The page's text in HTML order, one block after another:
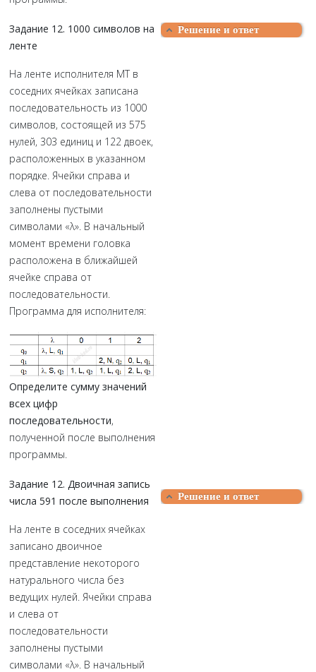
Задание 12. 1000 символов на
ленте
На ленте исполнителя МТ в
соседних ячейках записана
последовательность из 1000
символов, состоящей из 575
нулей, 303 единиц и 122 двоек,
расположенных в указанном
порядке. Ячейки справа и
слева от последовательности
заполнены пустыми
символами «λ». В начальный
момент времени головка
расположена в ближайшей
ячейке справа от
последовательности.
Программа для исполнителя:
Определите сумму значений
всех цифр
последовательности,
полученной после выполнения
программы.
Решение и ответ
Задание 12. Двоичная запись
числа 591 после выполнения
На ленте в соседних ячейках
записано двоичное
представление некоторого
натурального числа без
ведущих нулей. Ячейки справа
и слева от
последовательности
заполнены пустыми
символами «λ». В начальный
Решение и ответ